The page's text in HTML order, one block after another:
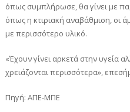
όπως συμπλήρωσε, θα γίνει με
όπως η κτιριακή αναβάθμιση, οι
με περισσότερο υλικό.
«Έχουν γίνει αρκετά στην υγεία
χρειάζονται περισσότερα»,
Πηγή: ΑΠΕ-ΜΠΕ